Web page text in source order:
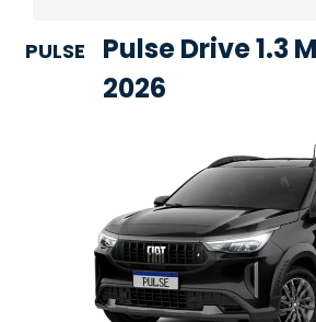
PULSE
Pulse Drive 1.3
2026